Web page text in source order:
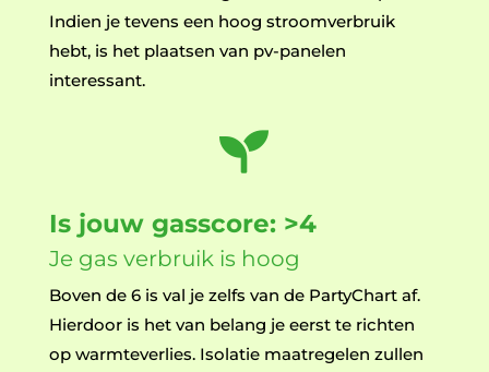
Indien je tevens een hoog stroomverbruik
hebt, is het plaatsen van pv-panelen
interessant.

Is jouw gasscore: >4
Je gas verbruik is hoog
Boven de 6 is val je zelfs van de PartyChart af.
Hierdoor is het van belang je eerst te richten
op warmteverlies. Isolatie maatregelen zullen